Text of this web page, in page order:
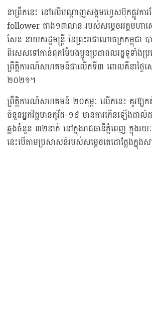
នាព្រឹកនេះ នៅលេីបណ្តាញសង្គមហ្វេសប៊ុកផ្លូវការ
follower ជាង១៣លាន របស់សម្តេចអគ្គមហា
សែន នាយករដ្ឋមន្ត្រី នៃព្រះរាជាណាចក្រកម្ពុជា
ពិសេសទៅកាន់ពុកម៉ែបងប្អូនប្រជាពលរដ្ឋទូទាំង
ព្រឹត្តិការណ៍សហគមន៍ជាលេីកទី៣ ពោលគឺនាថ្ងៃស
២០២១។
ព្រឹត្តិការណ៍សហគមន៍ ២០កុម្ភៈ លេីកនេះ គួរឱ្យ
ចំនួនអ្នកវិជ្ជមានកូវីដ-១៩ មានការកេីនឡេីងជា
ឆ្លងចំនួន ៣២នាក់ នៅក្នុងរាជធានីភ្នំពេញ ក្នុង
នេះបេីតាមប្រសាសន៍របស់សម្តេចតេជោថ្លែងក្នុង